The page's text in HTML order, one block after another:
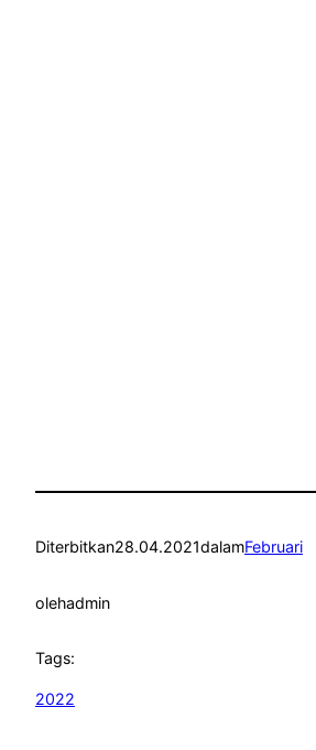
Diterbitkan28.04.2021dalamFebruari
olehadmin
Tags:
2022